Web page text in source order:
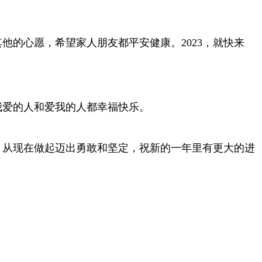
的心愿，希望家人朋友都平安健康。2023，就快来
的人和爱我的人都幸福快乐。
现在做起迈出勇敢和坚定，祝新的一年里有更大的进